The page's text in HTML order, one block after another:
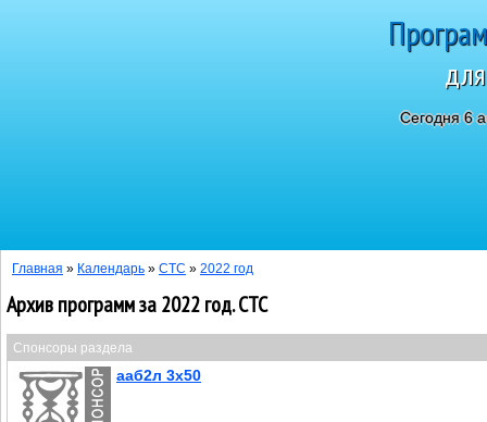
Сегодня 6
Главная » Календарь » СТС » 2022 год
Архив программ за 2022 год. СТС
Спонсоры раздела
ааб2л 3х50